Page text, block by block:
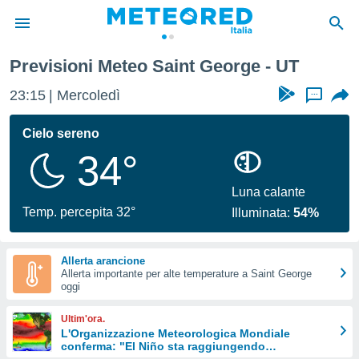
di
per
le
di
Web
le
Previsioni Meteo Saint George - UT
23:15 Mercoledì ...
Cielo sereno
34°
Temp. percepita 32°
Luna calante
Illuminata:54%
Allerta arancione
Allerta importante per alte temperature a Saint George
oggi
Ultim'ora.
L'Organizzazione Meteorologica Mondiale
conferma: "El Niño sta raggiungendo